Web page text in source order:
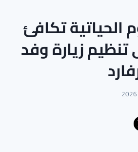
الحياتية تكافئ
تنظيم زيارة وفد